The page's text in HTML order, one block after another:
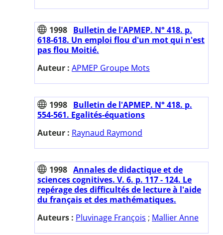
1998 Bulletin de l'APMEP. N° 418. p.
618-618. Un emploi flou d'un mot qui n'est
pas flou Moitié.
Auteur : APMEP Groupe Mots
1998 Bulletin de l'APMEP. N° 418. p.
554-561. Egalités-équations
Auteur : Raynaud Raymond
1998 Annales de didactique et de
sciences cognitives. V. 6. p. 117 - 124. Le
repérage des difficultés de lecture à l'aide
du français et des mathématiques.
Auteurs : Pluvinage François ; Mallier Anne